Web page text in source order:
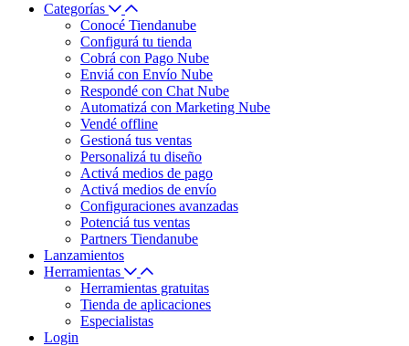
Categorías
Conocé Tiendanube
Configurá tu tienda
Cobrá con Pago Nube
Enviá con Envío Nube
Respondé con Chat Nube
Automatizá con Marketing Nube
Vendé offline
Gestioná tus ventas
Personalizá tu diseño
Activá medios de pago
Activá medios de envío
Configuraciones avanzadas
Potenciá tus ventas
Partners Tiendanube
Lanzamientos
Herramientas
Herramientas gratuitas
Tienda de aplicaciones
Especialistas
Login